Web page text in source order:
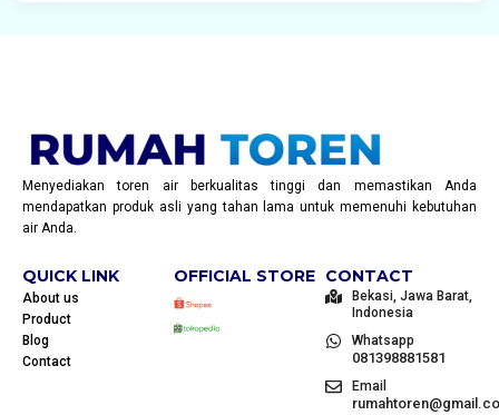
Menyediakan toren air berkualitas tinggi dan memastikan Anda
mendapatkan produk asli yang tahan lama untuk memenuhi kebutuhan
air Anda.
QUICK LINK
About us
Product
Blog
Contact
OFFICIAL STORE CONTACT
Bekasi, Jawa Barat,
Indonesia
Whatsapp
081398881581
Email